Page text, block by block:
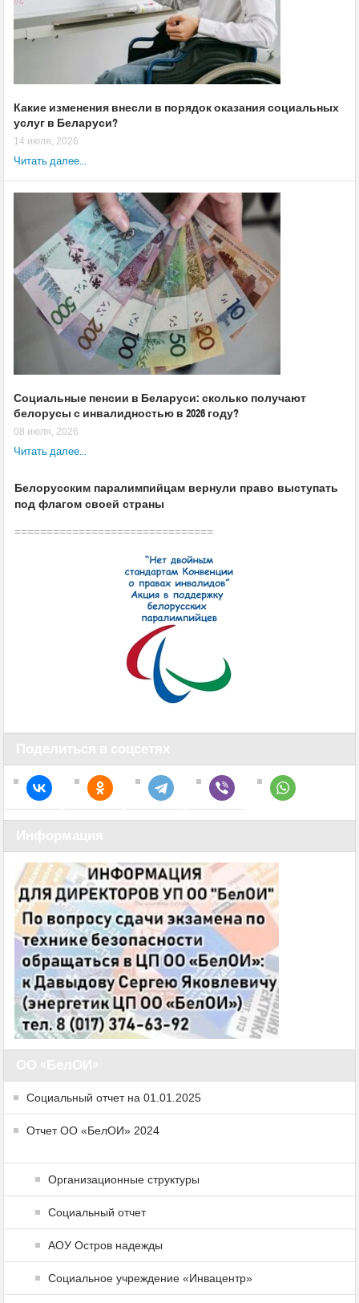
Какие изменения внесли в порядок оказания социальных
услуг в Беларуси?
14 июля, 2026
Читать далее...
Социальные пенсии в Беларуси: сколько получают
белорусы с инвалидностью в 2026 году?
08 июля, 2026
Читать далее...
Белорусским паралимпийцам вернули право выступать
под флагом своей страны
===============================
Социальный отчет на 01.01.2025
Отчет ОО «БелОИ» 2024
Организационные структуры
Социальный отчет
АОУ Остров надежды
Социальное учреждение «Инвацентр»